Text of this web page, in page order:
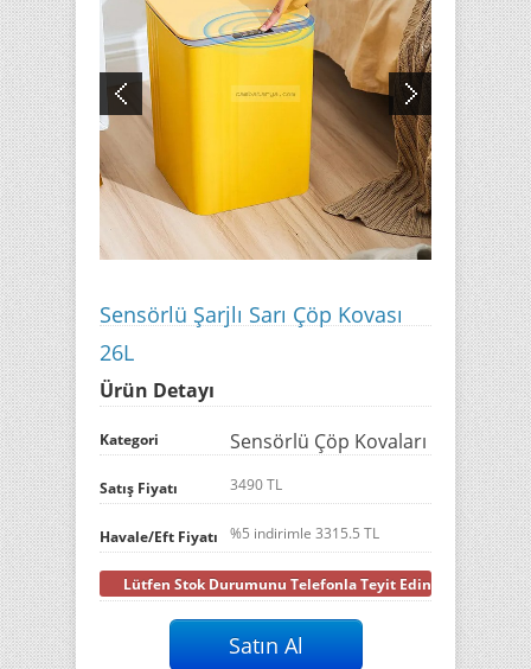
Sensörlü Şarjlı Sarı Çöp Kovası
26L
Ürün Detayı
Kategori Sensörlü Çöp Kovaları
Satış Fiyatı 3490 TL
Havale/Eft Fiyatı %5 indirimle 3315.5 TL
Lütfen Stok Durumunu Telefonla Teyit Ediniz